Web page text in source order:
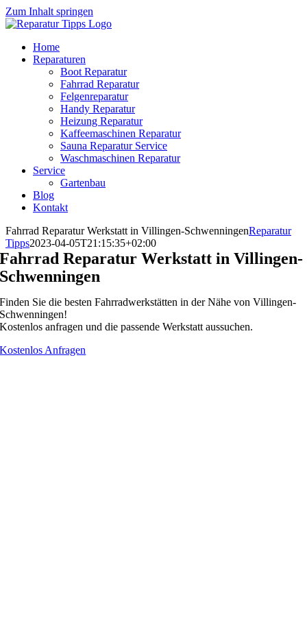
Zum Inhalt springen
Home
Reparaturen
Boot Reparatur
Fahrrad Reparatur
Felgenreparatur
Handy Reparatur
Heizung Reparatur
Kaffeemaschinen Reparatur
Sauna Reparatur Service
Waschmaschinen Reparatur
Service
Gartenbau
Blog
Kontakt
Fahrrad Reparatur Werkstatt in Villingen-SchwenningenReparatur
Tipps2023-04-05T21:15:35+02:00
Fahrrad Reparatur Werkstatt in Villingen-
Schwenningen
Finden Sie die besten Fahrradwerkstätten in der Nähe von Villingen-
Schwenningen!
Kostenlos anfragen und die passende Werkstatt aussuchen.
Kostenlos Anfragen